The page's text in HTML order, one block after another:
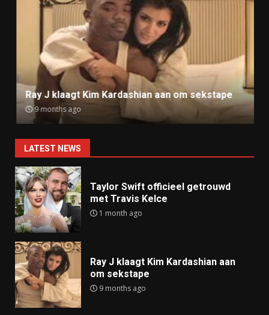
Ray J klaagt Kim Kardashian aan om sekstape
9 months ago
LATEST NEWS
Taylor Swift officieel getrouwd
met Travis Kelce
1 month ago
Ray J klaagt Kim Kardashian aan
om sekstape
9 months ago